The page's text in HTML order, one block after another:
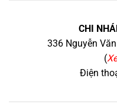
CHI
336 Nguyễn
(
Điện